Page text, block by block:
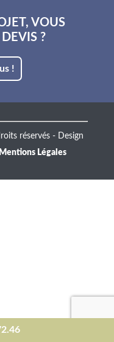
VOUS
?
!
réservés - Design
Mentions Légales